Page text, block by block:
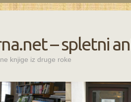
– spletni
knjige iz druge roke